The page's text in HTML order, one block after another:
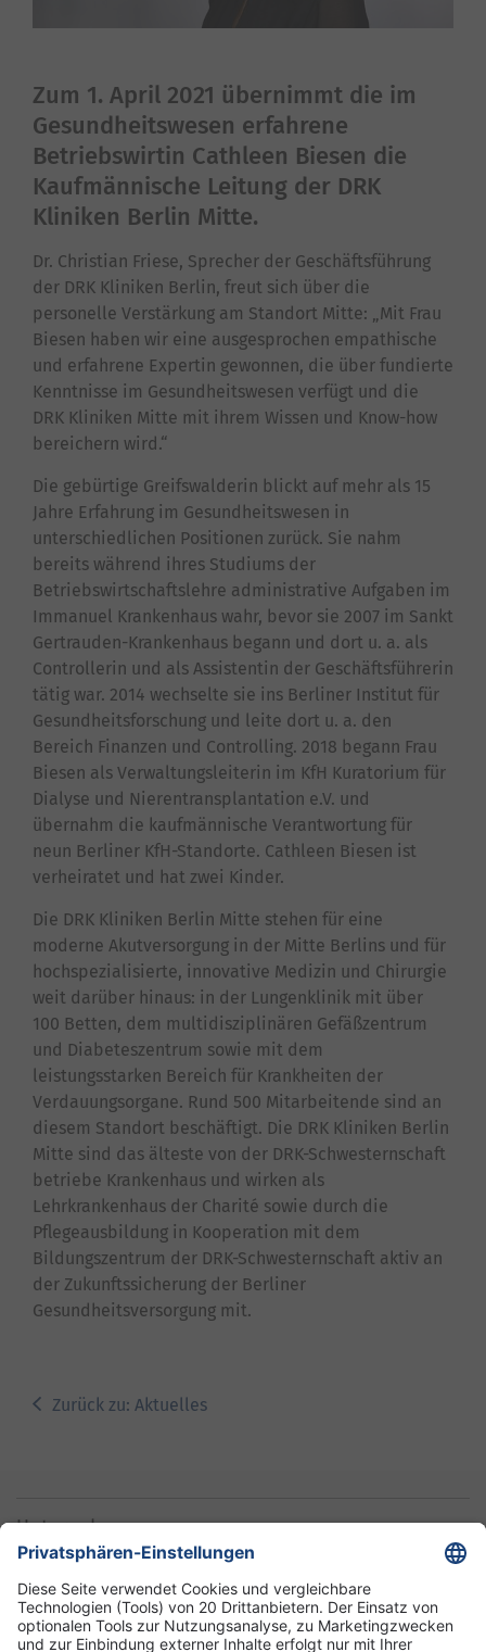
Zum 1. April 2021 übernimmt die im
Gesundheitswesen erfahrene
Betriebswirtin Cathleen Biesen die
Kaufmännische Leitung der DRK
Kliniken Berlin Mitte.
Dr. Christian Friese, Sprecher der Geschäftsführung
der DRK Kliniken Berlin, freut sich über die
personelle Verstärkung am Standort Mitte: „Mit Frau
Biesen haben wir eine ausgesprochen empathische
und erfahrene Expertin gewonnen, die über fundierte
Kenntnisse im Gesundheitswesen verfügt und die
DRK Kliniken Mitte mit ihrem Wissen und Know-how
bereichern wird.“
Die gebürtige Greifswalderin blickt auf mehr als 15
Jahre Erfahrung im Gesundheitswesen in
unterschiedlichen Positionen zurück. Sie nahm
bereits während ihres Studiums der
Betriebswirtschaftslehre administrative Aufgaben im
Immanuel Krankenhaus wahr, bevor sie 2007 im Sankt
Gertrauden-Krankenhaus begann und dort u. a. als
Controllerin und als Assistentin der Geschäftsführerin
tätig war. 2014 wechselte sie ins Berliner Institut für
Gesundheitsforschung und leite dort u. a. den
Bereich Finanzen und Controlling. 2018 begann Frau
Biesen als Verwaltungsleiterin im KfH Kuratorium für
Dialyse und Nierentransplantation e.V. und
übernahm die kaufmännische Verantwortung für
neun Berliner KfH-Standorte. Cathleen Biesen ist
verheiratet und hat zwei Kinder.
Die DRK Kliniken Berlin Mitte stehen für eine
moderne Akutversorgung in der Mitte Berlins und für
hochspezialisierte, innovative Medizin und Chirurgie
weit darüber hinaus: in der Lungenklinik mit über
100 Betten, dem multidisziplinären Gefäßzentrum
und Diabeteszentrum sowie mit dem
leistungsstarken Bereich für Krankheiten der
Verdauungsorgane. Rund 500 Mitarbeitende sind an
diesem Standort beschäftigt. Die DRK Kliniken Berlin
Mitte sind das älteste von der DRK-Schwesternschaft
betriebe Krankenhaus und wirken als
Lehrkrankenhaus der Charité sowie durch die
Pflegeausbildung in Kooperation mit dem
Bildungszentrum der DRK-Schwesternschaft aktiv an
der Zukunftssicherung der Berliner
Gesundheitsversorgung mit.
Zurück zu: Aktuelles
Unternehmen
Informationen
Standorte